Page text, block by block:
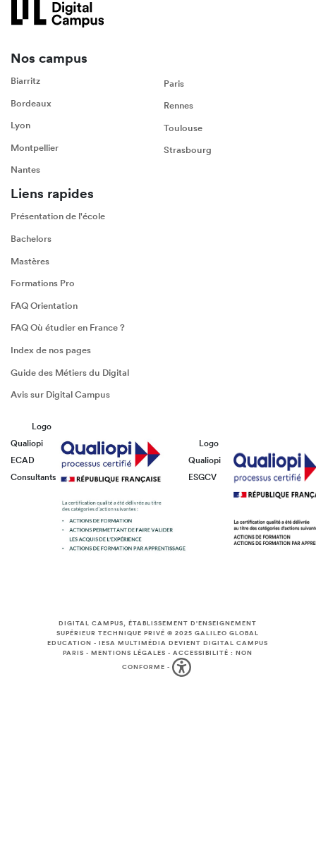
Nos campus
Biarritz
Bordeaux
Lyon
Montpellier
Nantes
Paris
Rennes
Toulouse
Strasbourg
Liens rapides
Présentation de l'école
Bachelors
Mastères
Formations Pro
FAQ Orientation
FAQ Où étudier en France ?
Index de nos pages
Guide des Métiers du Digital
Avis sur Digital Campus
Logo
Qualiopi
ECAD
Consultants
Logo
Qualiopi
ESGCV
DIGITAL CAMPUS, ÉTABLISSEMENT D'ENSEIGNEMENT
SUPÉRIEUR TECHNIQUE PRIVÉ © 2025GALILEO GLOBAL
EDUCATION -IESA MULTIMÉDIA DEVIENT DIGITAL CAMPUS
PARIS -MENTIONS LÉGALES -ACCESSIBILITÉ : NON
CONFORME -